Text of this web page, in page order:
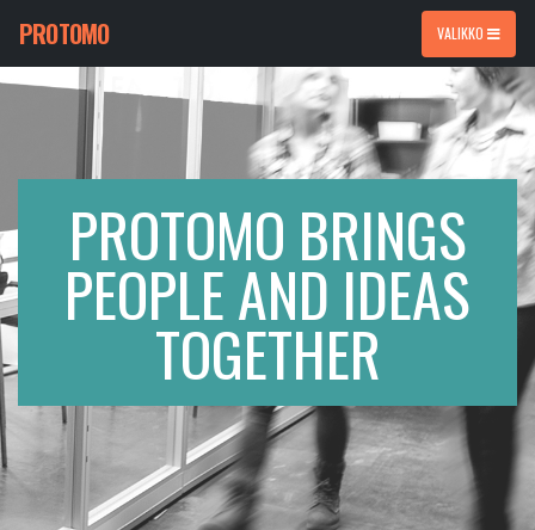
PROTOMO VALIKKO
PROTOMO BRINGS
PEOPLE AND IDEAS
TOGETHER